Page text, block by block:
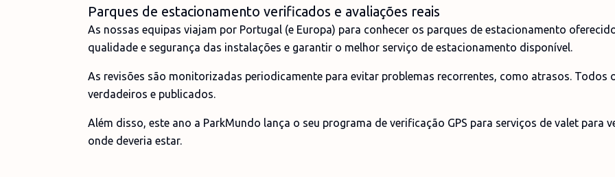
Parques de estacionamento verificados e avaliações reais
As nossas equipas viajam por Portugal (e Europa) para conhecer os parques de estacionamento
qualidade e segurança das instalações e garantir o melhor serviço de estacionamento disponível.
As revisões são monitorizadas periodicamente para evitar problemas recorrentes, como atrasos.
verdadeiros e publicados.
Além disso, este ano a ParkMundo lança o seu programa de verificação GPS para serviços de valet para
onde deveria estar.